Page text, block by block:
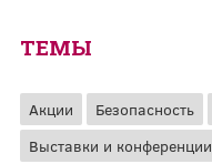
ТЕМЫ
Акции Безопасность
Выставки и конференции